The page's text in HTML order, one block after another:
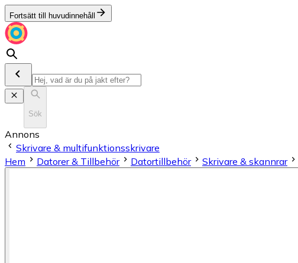
Fortsätt till huvudinnehåll
Sök
Annons
Skrivare & multifunktionsskrivare
Hem
Datorer & Tillbehör Datortillbehör Skrivare & skannrar